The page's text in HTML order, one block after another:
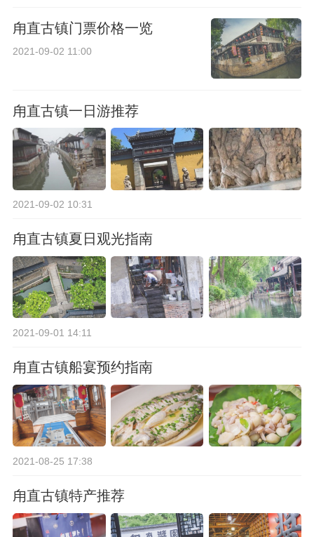
甪直古镇门票价格一览
2021-09-02 11:00
甪直古镇一日游推荐
2021-09-02 10:31
甪直古镇夏日观光指南
2021-09-01 14:11
甪直古镇船宴预约指南
2021-08-25 17:38
甪直古镇特产推荐